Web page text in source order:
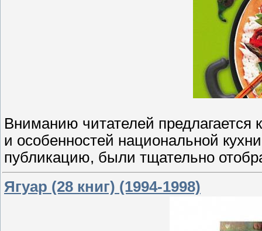
Вниманию читателей предлагается
и особенностей национальной
публикацию, были тщательно
Ягуар (28 книг) (1994-1998)